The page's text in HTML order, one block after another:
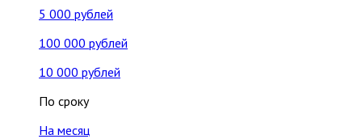
5 000 рублей
100 000 рублей
10 000 рублей
По сроку
На месяц